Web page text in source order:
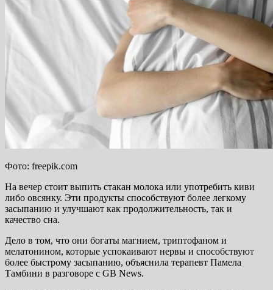
Фото: freepik.com
На вечер стоит выпить стакан молока или употребить киви
либо овсянку. Эти продукты способствуют более легкому
засыпанию и улучшают как продолжительность, так и
качество сна.
Дело в том, что они богаты магнием, триптофаном и
мелатонином, которые успокаивают нервы и способствуют
более быстрому засыпанию, объяснила терапевт Памела
Тамбини в разговоре с GB News.